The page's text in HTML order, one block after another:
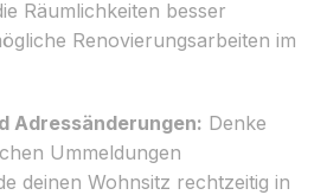
Räumlichkeiten besser
Renovierungsarbeiten im
Adressänderungen: Denke
Ummeldungen
deinen Wohnsitz rechtzeitig in